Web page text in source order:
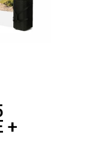
+